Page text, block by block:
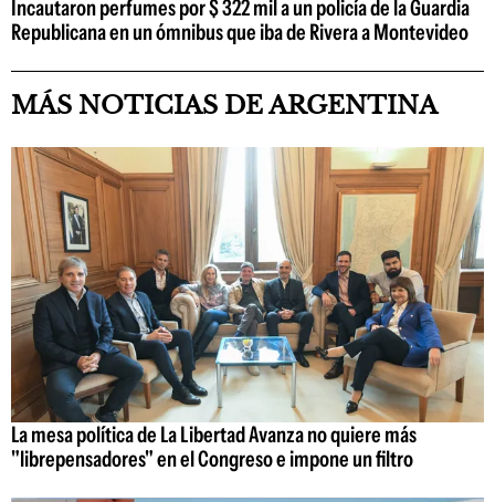
Incautaron perfumes por $ 322 mil a un policía de la Guardia
Republicana en un ómnibus que iba de Rivera a Montevideo
MÁS NOTICIAS DE ARGENTINA
La mesa política de La Libertad Avanza no quiere más
"librepensadores" en el Congreso e impone un filtro